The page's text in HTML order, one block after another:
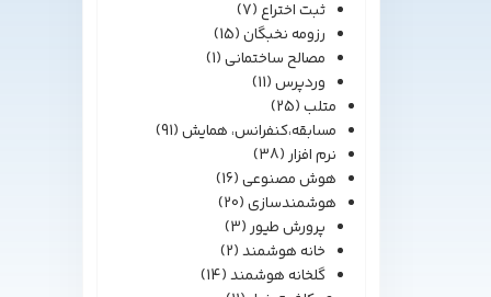
ثبت اختراع(7)
رزومه نخبگان(15)
مصالح ساختمانی(1)
وردپرس(11)
متلب(25)
مسابقه،کنفرانس، همایش(91)
نرم افزار(38)
هوش مصنوعی(16)
هوشمندسازی(20)
پرورش طیور(3)
خانه هوشمند(2)
گلخانه هوشمند(14)